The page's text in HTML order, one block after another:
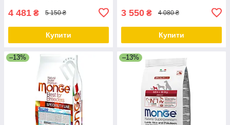
4 481 ₴ 5 150 ₴
Купити
3 550 ₴ 4 080 ₴
Купити
–13% –13%